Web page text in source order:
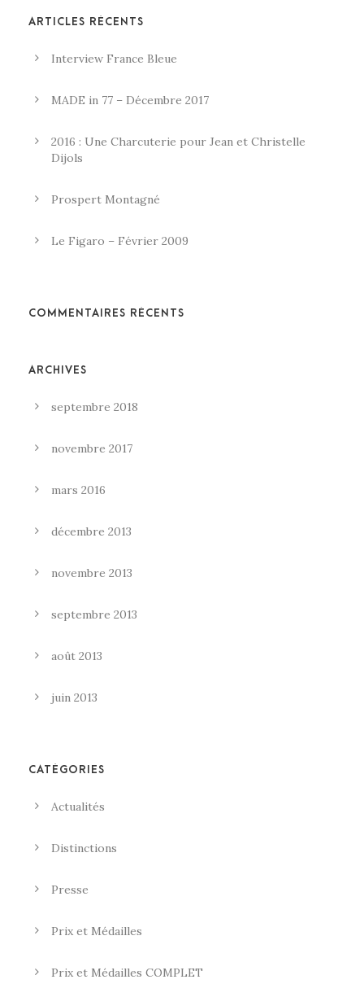
ARTICLES RÉCENTS
Interview France Bleue
MADE in 77 – Décembre 2017
2016 : Une Charcuterie pour Jean et Christelle
Dijols
Prospert Montagné
Le Figaro – Février 2009
COMMENTAIRES RÉCENTS
ARCHIVES
septembre 2018
novembre 2017
mars 2016
décembre 2013
novembre 2013
septembre 2013
août 2013
juin 2013
CATÉGORIES
Actualités
Distinctions
Presse
Prix et Médailles
Prix et Médailles COMPLET